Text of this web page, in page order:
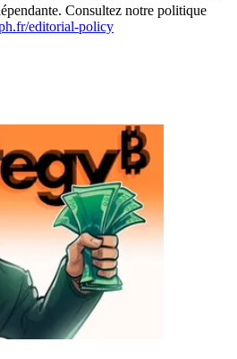
Consultez notre politique
editorial-policy